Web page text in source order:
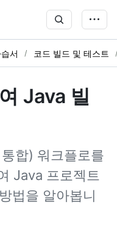
서 코드 빌드 및 테스트
Java 빌
합) 워크플로를
Java 프로젝트
법을 알아봅니